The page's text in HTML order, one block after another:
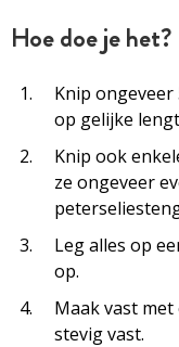
Hoe doe je het?
Knip
op gelijke
Knip ook
ze ongeveer
Leg alles op
op.
Maak vast
stevig vast.